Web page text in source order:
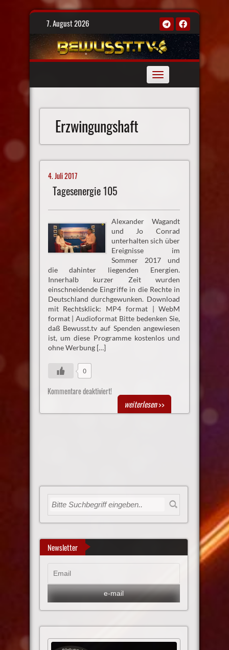
Skip
7. August 2026
Toggle
navigation
Erzwingungshaft
4. Juli 2017
Tagesenergie 105
Alexander Wagandt
und Jo Conrad
unterhalten sich über
Ereignisse im
Sommer 2017 und
die dahinter liegenden Energien.
Innerhalb kurzer Zeit wurden
einschneidende Eingriffe in die Rechte in
Deutschland durchgewunken. Download
mit Rechtsklick: MP4 format | WebM
format | Audioformat Bitte bedenken Sie,
daß Bewusst.tv auf Spenden angewiesen
ist, um diese Programme kostenlos und
ohne Werbung […]
0
Kommentare deaktiviert!
weiterlesen>>
Newsletter